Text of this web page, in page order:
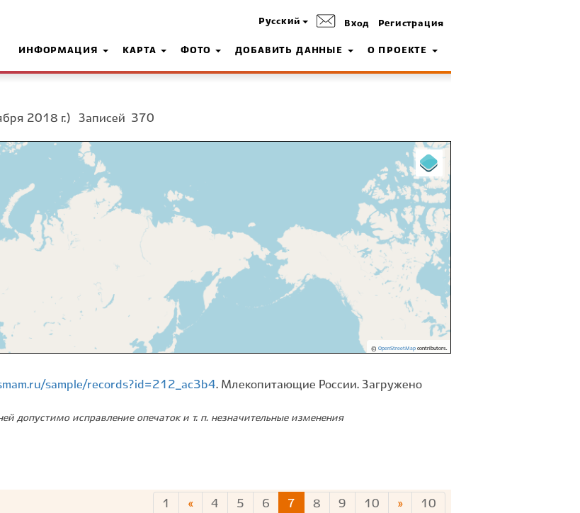
Русский Вход Регистрация
ИНФОРМАЦИЯ КАРТА ФОТО ДОБАВИТЬ ДАННЫЕ О ПРОЕКТЕ
2018 г.) Записей 370
© OpenStreetMapcontributors.
sample/records?id=212_ac3b4. Млекопитающие России. Загружено
допустимо исправление опечаток и т. п. незначительные изменения
1 « 4 5 6 7 8 9 10 » 10